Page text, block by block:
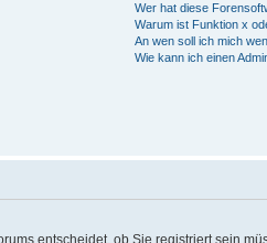
Wer hat diese
Warum ist Funktion x
An wen soll ich mich
Wie kann ich einen
entscheidet, ob Sie registriert sein